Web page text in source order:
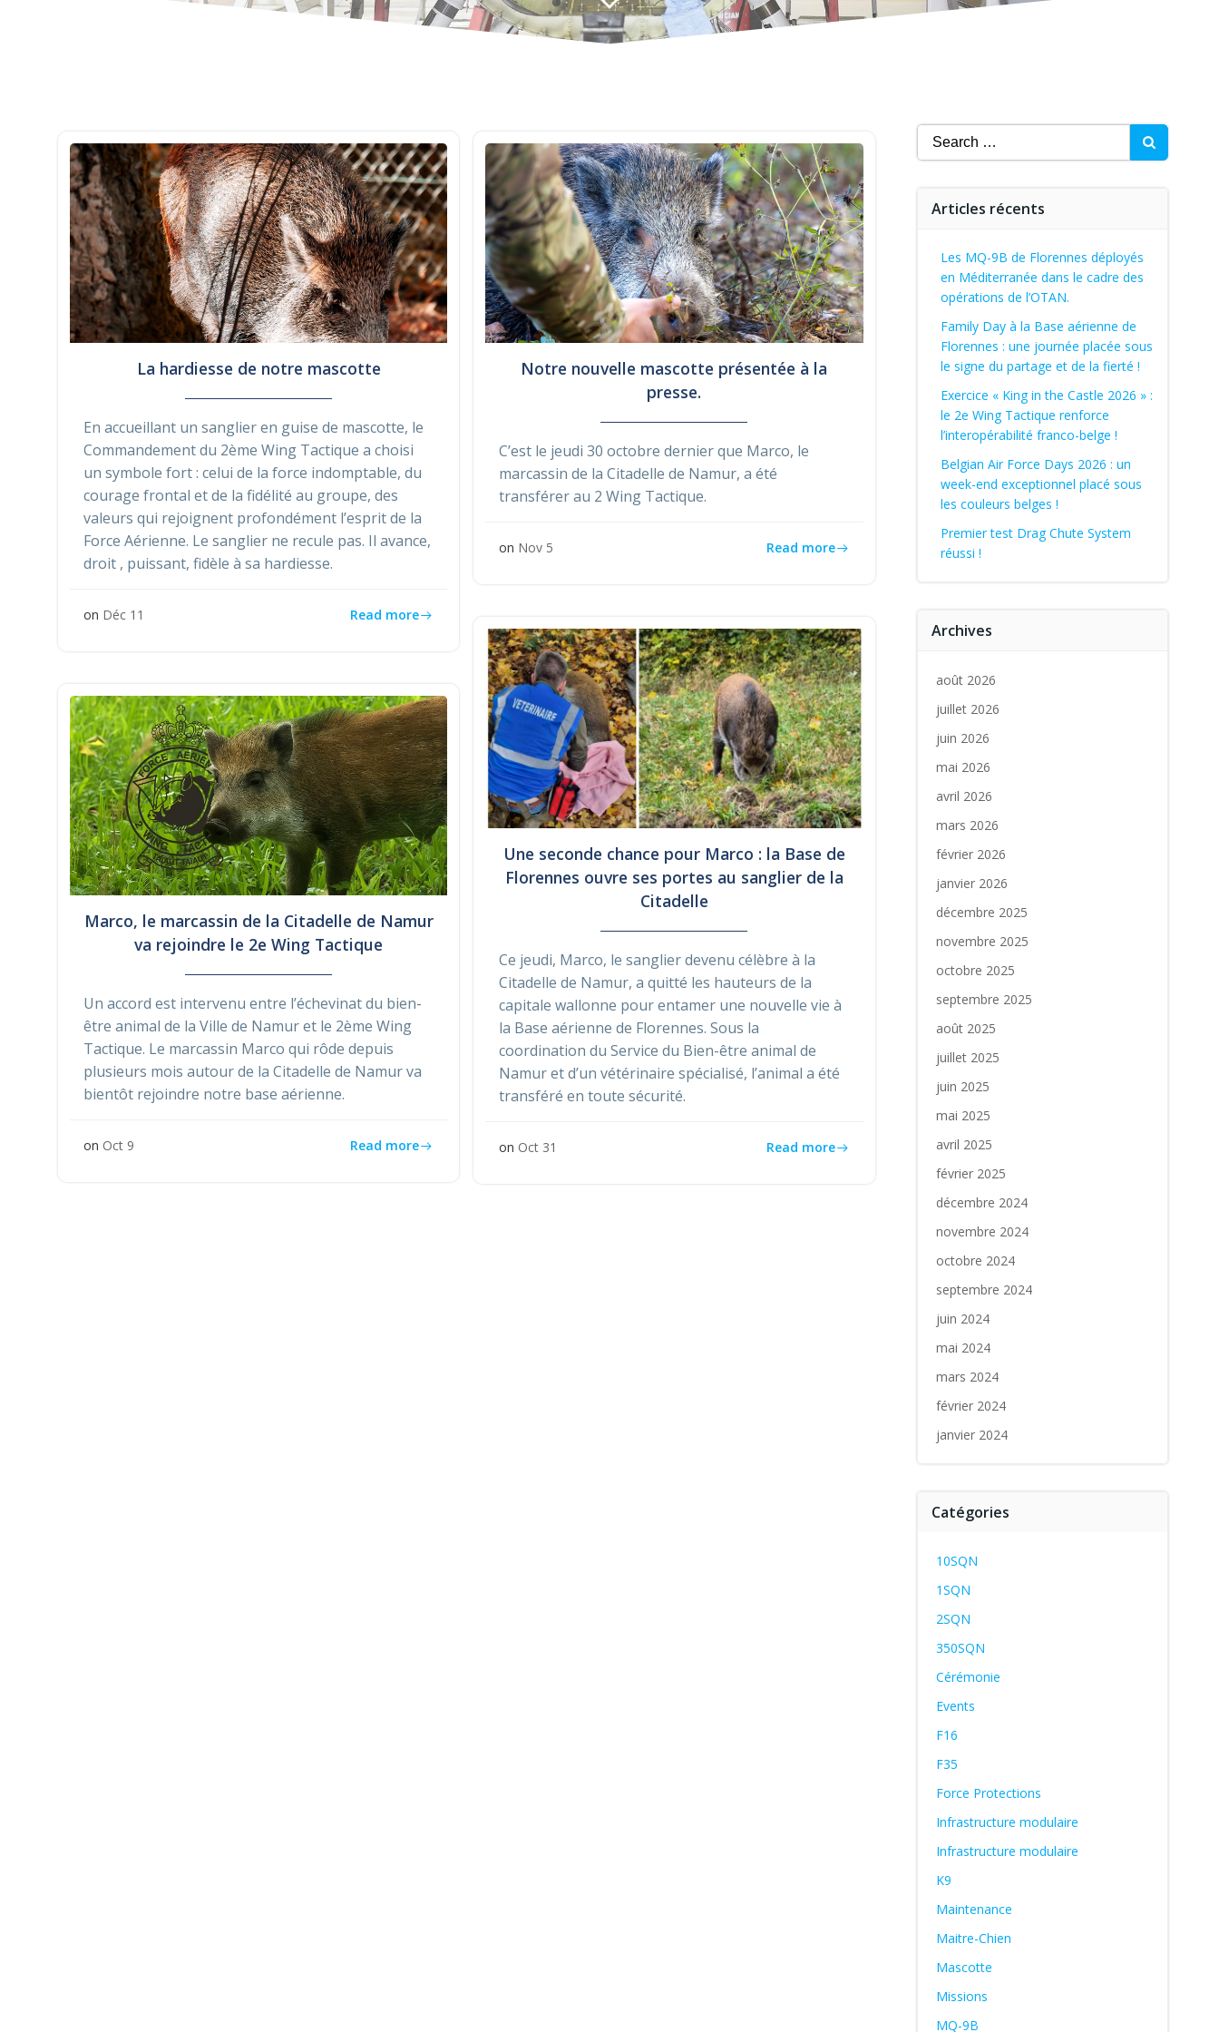
La hardiesse de notre mascotte
En accueillant un sanglier en guise de mascotte, le
Commandement du 2ème Wing Tactique a choisi
un symbole fort : celui de la force indomptable, du
courage frontal et de la fidélité au groupe, des
valeurs qui rejoignent profondément l’esprit de la
Force Aérienne. Le sanglier ne recule pas. Il avance,
droit , puissant, fidèle à sa hardiesse.
on Déc 11 Read more
Notre nouvelle mascotte présentée à la
presse.
C’est le jeudi 30 octobre dernier que Marco, le
marcassin de la Citadelle de Namur, a été
transférer au 2 Wing Tactique.
on Nov 5 Read more
Une seconde chance pour Marco : la Base de
Florennes ouvre ses portes au sanglier de la
Citadelle
Ce jeudi, Marco, le sanglier devenu célèbre à la
Citadelle de Namur, a quitté les hauteurs de la
capitale wallonne pour entamer une nouvelle vie à
la Base aérienne de Florennes. Sous la
coordination du Service du Bien-être animal de
Namur et d’un vétérinaire spécialisé, l’animal a été
transféré en toute sécurité.
on Oct 31 Read more
Marco, le marcassin de la Citadelle de Namur
va rejoindre le 2e Wing Tactique
Un accord est intervenu entre l’échevinat du bien-
être animal de la Ville de Namur et le 2ème Wing
Tactique. Le marcassin Marco qui rôde depuis
plusieurs mois autour de la Citadelle de Namur va
bientôt rejoindre notre base aérienne.
on Oct 9 Read more
Search
for:
Articles récents
Les MQ-9B de Florennes déployés
en Méditerranée dans le cadre des
opérations de l’OTAN.
Family Day à la Base aérienne de
Florennes : une journée placée sous
le signe du partage et de la fierté !
Exercice « King in the Castle 2026 » :
le 2e Wing Tactique renforce
l’interopérabilité franco-belge !
Belgian Air Force Days 2026 : un
week-end exceptionnel placé sous
les couleurs belges !
Premier test Drag Chute System
réussi !
Archives
août 2026
juillet 2026
juin 2026
mai 2026
avril 2026
mars 2026
février 2026
janvier 2026
décembre 2025
novembre 2025
octobre 2025
septembre 2025
août 2025
juillet 2025
juin 2025
mai 2025
avril 2025
février 2025
décembre 2024
novembre 2024
octobre 2024
septembre 2024
juin 2024
mai 2024
mars 2024
février 2024
janvier 2024
Catégories
10SQN
1SQN
2SQN
350SQN
Cérémonie
Events
F16
F35
Force Protections
Infrastructure modulaire
Infrastructure modulaire
K9
Maintenance
Maitre-Chien
Mascotte
Missions
MQ-9B